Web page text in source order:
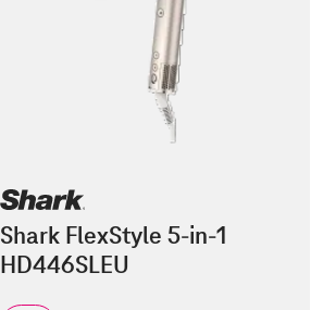
Shark FlexStyle 5-in-1
HD446SLEU